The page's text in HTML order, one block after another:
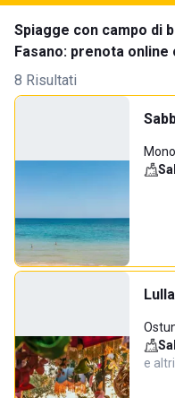
Spiagge con campo di
Fasano: prenota
8 Risultati
e altri